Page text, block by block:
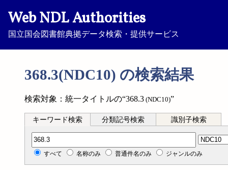
Web NDL Authorities
国立国会図書館典拠データ検索・提供サービス
368.3(NDC10) の検索結果
検索対象：統一タイトルの“368.3 (NDC10)”
キーワード検索 分類記号検索 識別子検索
分類記号検索
すべて 名称のみ 普通件名のみ ジャンルのみ